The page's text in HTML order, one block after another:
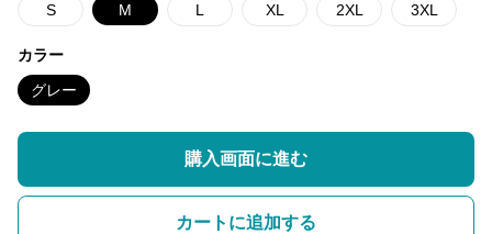
S M L XL 2XL 3XL
カラー
グレー
購入画面に進む
カートに追加する